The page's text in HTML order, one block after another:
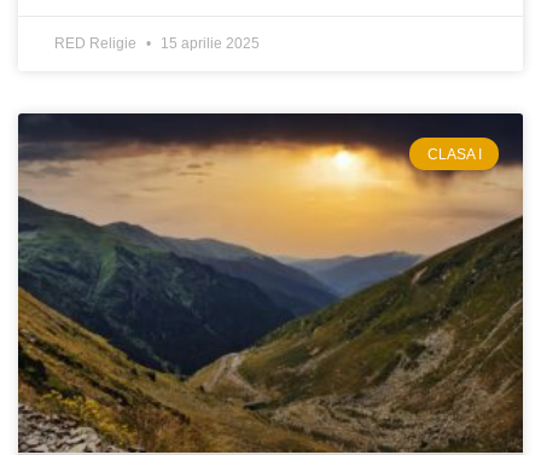
RED Religie 15 aprilie 2025
CLASA I